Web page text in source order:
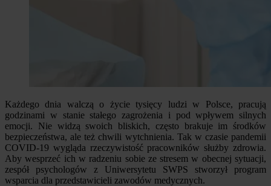
Każdego dnia walczą o życie tysięcy ludzi w Polsce, pracują
godzinami w stanie stałego zagrożenia i pod wpływem silnych
emocji. Nie widzą swoich bliskich, często brakuje im środków
bezpieczeństwa, ale też chwili wytchnienia. Tak w czasie pandemii
COVID-19 wygląda rzeczywistość pracowników służby zdrowia.
Aby wesprzeć ich w radzeniu sobie ze stresem w obecnej sytuacji,
zespół psychologów z Uniwersytetu SWPS stworzył program
wsparcia dla przedstawicieli zawodów medycznych.